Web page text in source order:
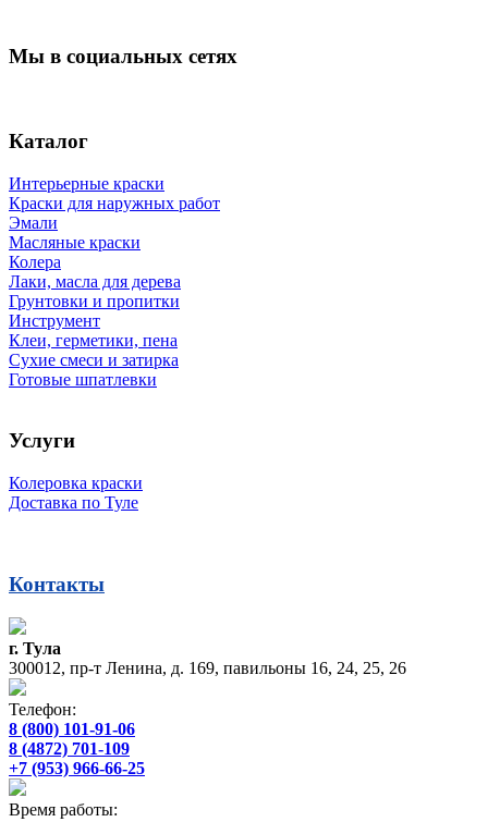
Мы в социальных сетях
Каталог
Интерьерные краски
Краски для наружных работ
Эмали
Масляные краски
Колера
Лаки, масла для дерева
Грунтовки и пропитки
Инструмент
Клеи, герметики, пена
Сухие смеси и затирка
Готовые шпатлевки
Услуги
Колеровка краски
Доставка по Туле
Контакты
г. Тула
300012, пр-т Ленина, д. 169, павильоны 16, 24, 25, 26
Телефон:
8 (800) 101-91-06
8 (4872) 701-109
+7 (953) 966-66-25
Время работы: